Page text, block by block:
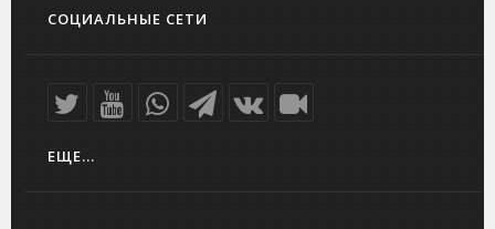
СОЦИАЛЬНЫЕ СЕТИ
ЕЩЕ...